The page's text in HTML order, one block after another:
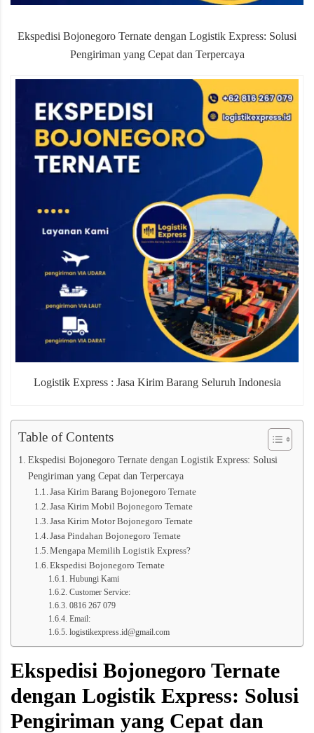
Ekspedisi Bojonegoro Ternate dengan Logistik Express: Solusi
Pengiriman yang Cepat dan Terpercaya
Logistik Express : Jasa Kirim Barang Seluruh Indonesia
Table of Contents
Ekspedisi Bojonegoro Ternate dengan Logistik Express: Solusi
Pengiriman yang Cepat dan Terpercaya
Jasa Kirim Barang Bojonegoro Ternate
Jasa Kirim Mobil Bojonegoro Ternate
Jasa Kirim Motor Bojonegoro Ternate
Jasa Pindahan Bojonegoro Ternate
Mengapa Memilih Logistik Express?
Ekspedisi Bojonegoro Ternate
Hubungi Kami
Customer Service:
0816 267 079
Email:
logistikexpress.id@gmail.com
Ekspedisi Bojonegoro Ternate
dengan Logistik Express: Solusi
Pengiriman yang Cepat dan